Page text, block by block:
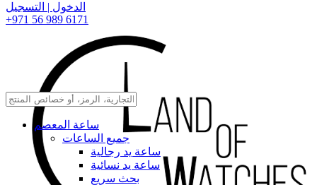
الدخول | التسجيل
+971 56 989 6171
ساعة المعصم
جميع الساعات
ساعة يد رجالية
ساعة يد نسائية
بحث سريع